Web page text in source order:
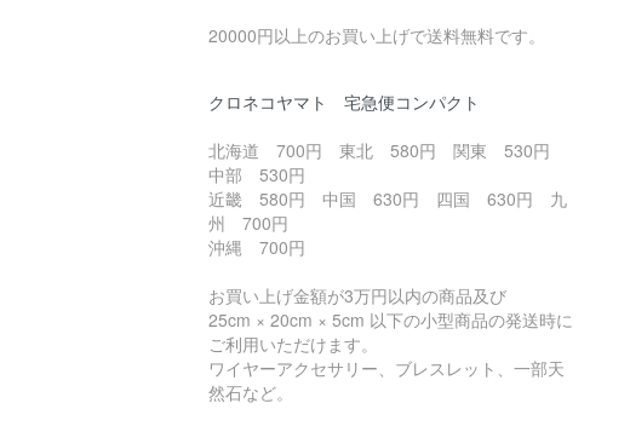
20000円以上のお買い上げで送料無料です。
クロネコヤマト 宅急便コンパクト
北海道 700円 東北 580円 関東 530円
中部 530円
近畿 580円 中国 630円 四国 630円 九
州 700円
沖縄 700円
お買い上げ金額が3万円以内の商品及び
25cm × 20cm × 5cm 以下の小型商品の発送時に
ご利用いただけます。
ワイヤーアクセサリー、ブレスレット、一部天
然石など。